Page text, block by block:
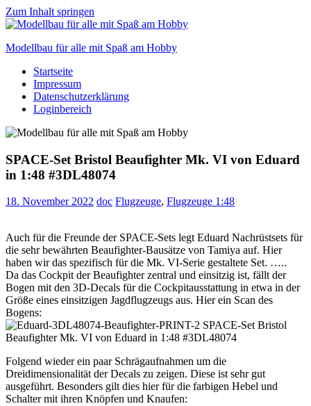
Zum Inhalt springen
Modellbau für alle mit Spaß am Hobby
Scale
modelling
to
Startseite
Impressum
Datenschutzerklärung
Loginbereich
SPACE-Set Bristol Beaufighter Mk. VI von Eduard
in 1:48 #3DL48074
18. November 2022 doc Flugzeuge, Flugzeuge 1:48
Auch für die Freunde der SPACE-Sets legt Eduard Nachrüstsets für
die sehr bewährten Beaufighter-Bausätze von Tamiya auf. Hier
haben wir das spezifisch für die Mk. VI-Serie gestaltete Set. …..
Da das Cockpit der Beaufighter zentral und einsitzig ist, fällt der
Bogen mit den 3D-Decals für die Cockpitausstattung in etwa in der
Größe eines einsitzigen Jagdflugzeugs aus. Hier ein Scan des
Bogens:
Folgend wieder ein paar Schrägaufnahmen um die
Dreidimensionalität der Decals zu zeigen. Diese ist sehr gut
ausgeführt. Besonders gilt dies hier für die farbigen Hebel und
Schalter mit ihren Knöpfen und Knaufen: